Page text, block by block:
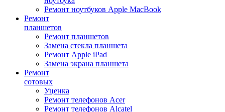
Ремонт ноутбуков Apple MacBook
Ремонт
планшетов
Ремонт планшетов
Замена стекла планшета
Ремонт Apple iPad
Замена экрана планшета
Ремонт
сотовых
Уценка
Ремонт телефонов Acer
Ремонт телефонов Alcatel